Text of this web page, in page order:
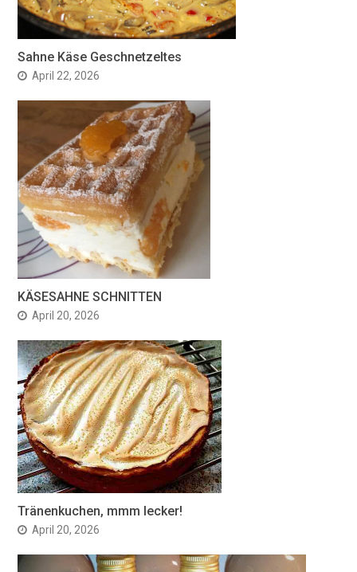
Sahne Käse Geschnetzeltes
April 22, 2026
KÄSESAHNE SCHNITTEN
April 20, 2026
Tränenkuchen, mmm lecker!
April 20, 2026